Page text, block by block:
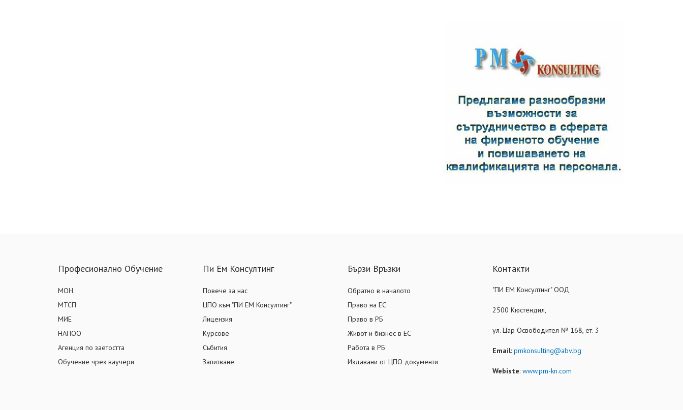
Професионално Обучение
МОН
МТСП
МИЕ
НАПОО
Агенция по заетостта
Обучение чрез ваучери
Пи Ем Консултинг
Повече за нас
ЦПО към "ПИ ЕМ Консултинг"
Лицензия
Курсове
Събития
Запитване
Бързи Връзки
Обратно в началото
Право на ЕС
Право в РБ
Живот и бизнес в ЕС
Работа в РБ
Издавани от ЦПО документи
Контакти
"ПИ ЕМ Консултинг" ООД
2500 Кюстендил,
ул. Цар Освободител № 168, ет. 3
Email: pmkonsulting@abv.bg
Webiste: www.pm-kn.com